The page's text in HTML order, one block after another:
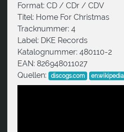
Format: CD / CDr / CDV
Titel: Home For Christmas
Tracknummer: 4
Label: DKE Records
Katalognummer: 480110-2
EAN: 826948011027
Quellen:
discogs.com